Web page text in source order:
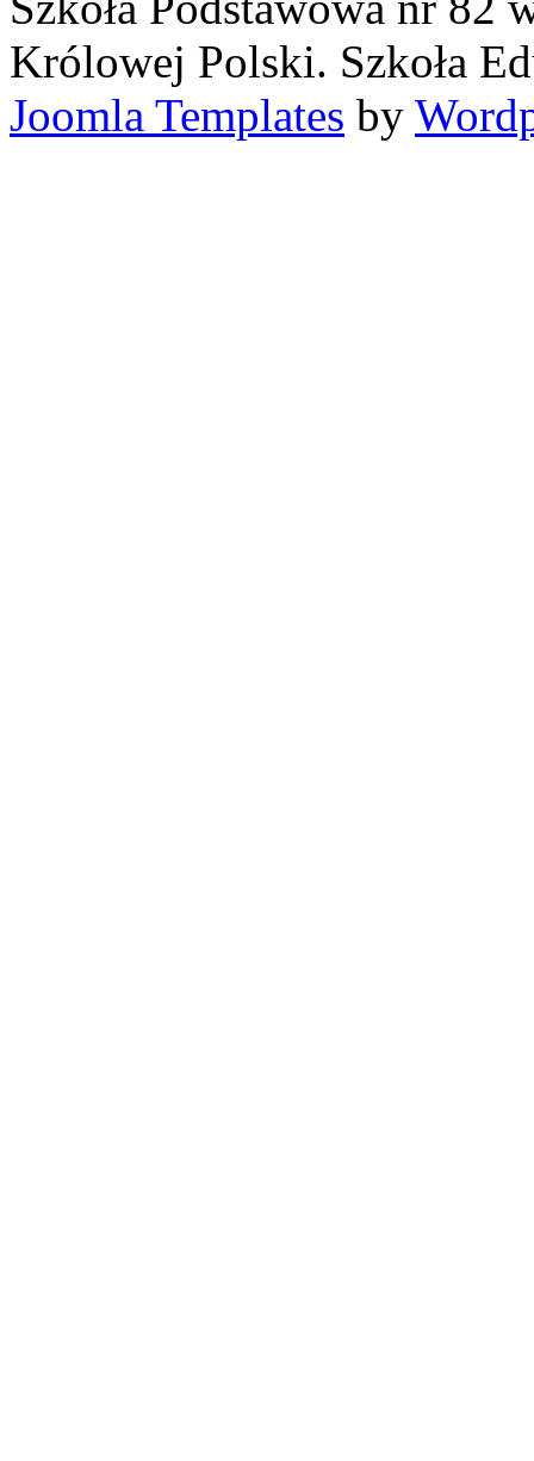
Królowej Polski. Szkoła
Joomla Templates by